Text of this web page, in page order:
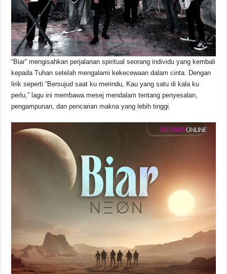
“Biar” mengisahkan perjalanan spiritual seorang individu yang kembali
kepada Tuhan setelah mengalami kekecewaan dalam cinta. Dengan
lirik seperti “Bersujud saat ku merindu, Kau yang satu di kala ku
perlu,” lagu ini membawa mesej mendalam tentang penyesalan,
pengampunan, dan pencarian makna yang lebih tinggi.